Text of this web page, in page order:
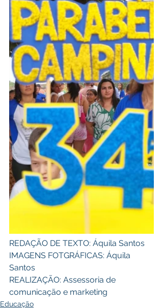
REDAÇÃO DE TEXTO: Áquila Santos
IMAGENS FOTGRÁFICAS: Áquila
Santos
REALIZAÇÃO: Assessoria de
comunicação e marketing
Educação